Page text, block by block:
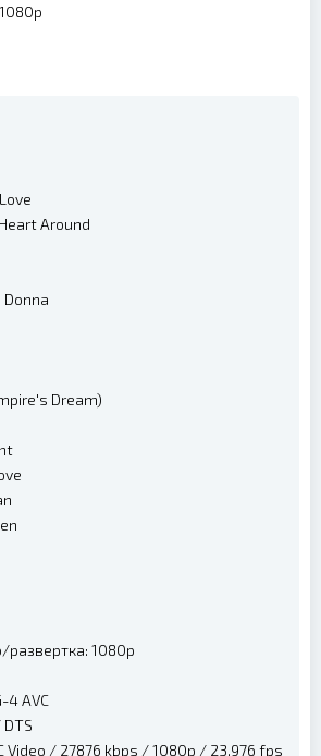
1080p
Around
Dream)
1080p
4 AVC
Video / 27876 kbps / 1080p / 23,976 fps